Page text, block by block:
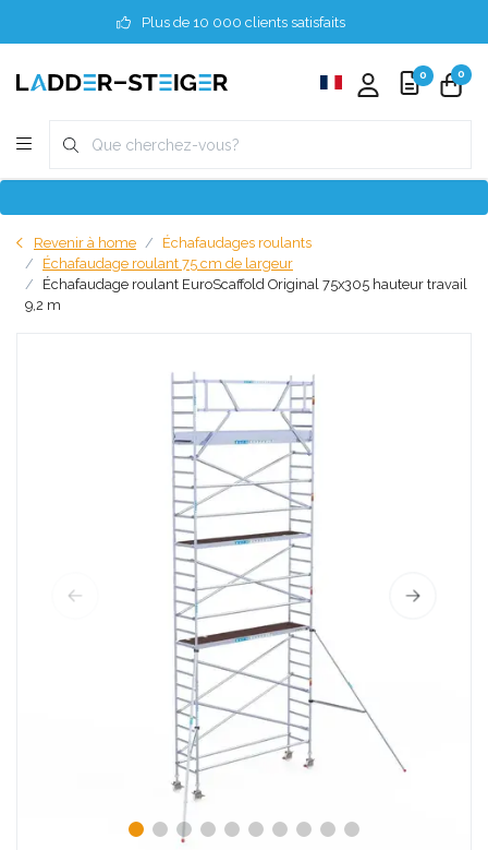
Plus de 10 000 clients satisfaits
0 0
Revenir à home
Échafaudages roulants
Échafaudage roulant 75 cm de largeur
Échafaudage roulant EuroScaffold Original 75x305 hauteur travail
9,2 m